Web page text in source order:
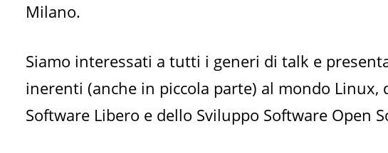
Milano.
Siamo interessati a tutti i generi di talk e
inerenti (anche in piccola parte) al mondo Linux,
Software Libero e dello Sviluppo Software Open